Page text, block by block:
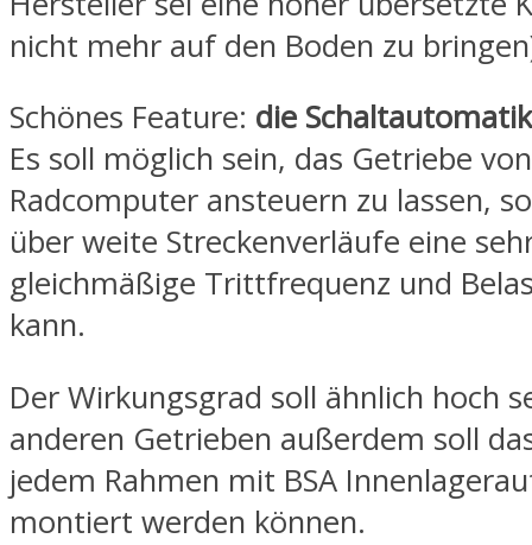
nicht mehr auf den Boden zu
Schönes Feature: die
Es soll möglich sein, das Getriebe
Radcomputer ansteuern zu lassen,
über weite Streckenverläufe eine
gleichmäßige Trittfrequenz und
kann.
Der Wirkungsgrad soll ähnlich hoch
anderen Getrieben außerdem soll
jedem Rahmen mit BSA
montiert werden können.